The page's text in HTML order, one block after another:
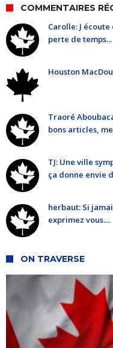
COMMENTAIRES
Carolle: J
perte de temps...
Houston
Traoré
bons articles,
TJ: Une ville
ça donne envie
herbaut: Si
exprimez vous....
ON TRAVERSE